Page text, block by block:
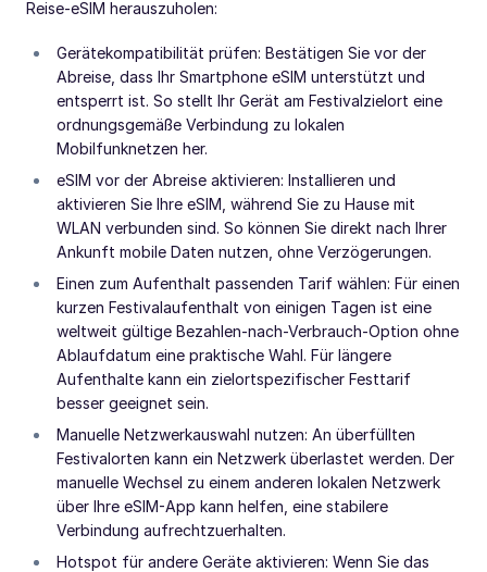
Reise-eSIM herauszuholen:
Gerätekompatibilität prüfen: Bestätigen Sie vor der
Abreise, dass Ihr Smartphone eSIM unterstützt und
entsperrt ist. So stellt Ihr Gerät am Festivalzielort eine
ordnungsgemäße Verbindung zu lokalen
Mobilfunknetzen her.
eSIM vor der Abreise aktivieren: Installieren und
aktivieren Sie Ihre eSIM, während Sie zu Hause mit
WLAN verbunden sind. So können Sie direkt nach Ihrer
Ankunft mobile Daten nutzen, ohne Verzögerungen.
Einen zum Aufenthalt passenden Tarif wählen: Für einen
kurzen Festivalaufenthalt von einigen Tagen ist eine
weltweit gültige Bezahlen-nach-Verbrauch-Option ohne
Ablaufdatum eine praktische Wahl. Für längere
Aufenthalte kann ein zielortspezifischer Festtarif
besser geeignet sein.
Manuelle Netzwerkauswahl nutzen: An überfüllten
Festivalorten kann ein Netzwerk überlastet werden. Der
manuelle Wechsel zu einem anderen lokalen Netzwerk
über Ihre eSIM-App kann helfen, eine stabilere
Verbindung aufrechtzuerhalten.
Hotspot für andere Geräte aktivieren: Wenn Sie das